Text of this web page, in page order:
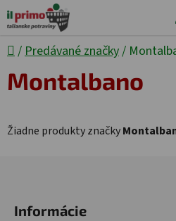
Prejsť na obsah
Domov
/ Predávané značky/
Montalbano
Žiadne produkty značky
Informácie